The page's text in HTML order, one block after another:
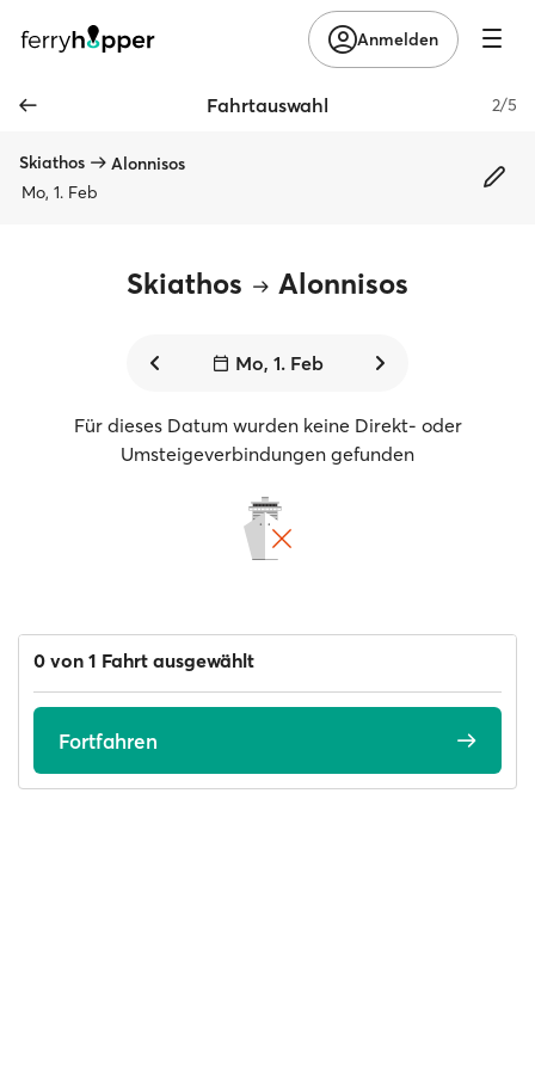
Anmelden
Fahrtauswahl 2/5
Skiathos
Alonnisos
Mo, 1. Feb
Skiathos Alonnisos
Mo, 1. Feb
Für dieses Datum wurden keine Direkt- oder
Umsteigeverbindungen gefunden
0 von 1 Fahrt ausgewählt
Fortfahren